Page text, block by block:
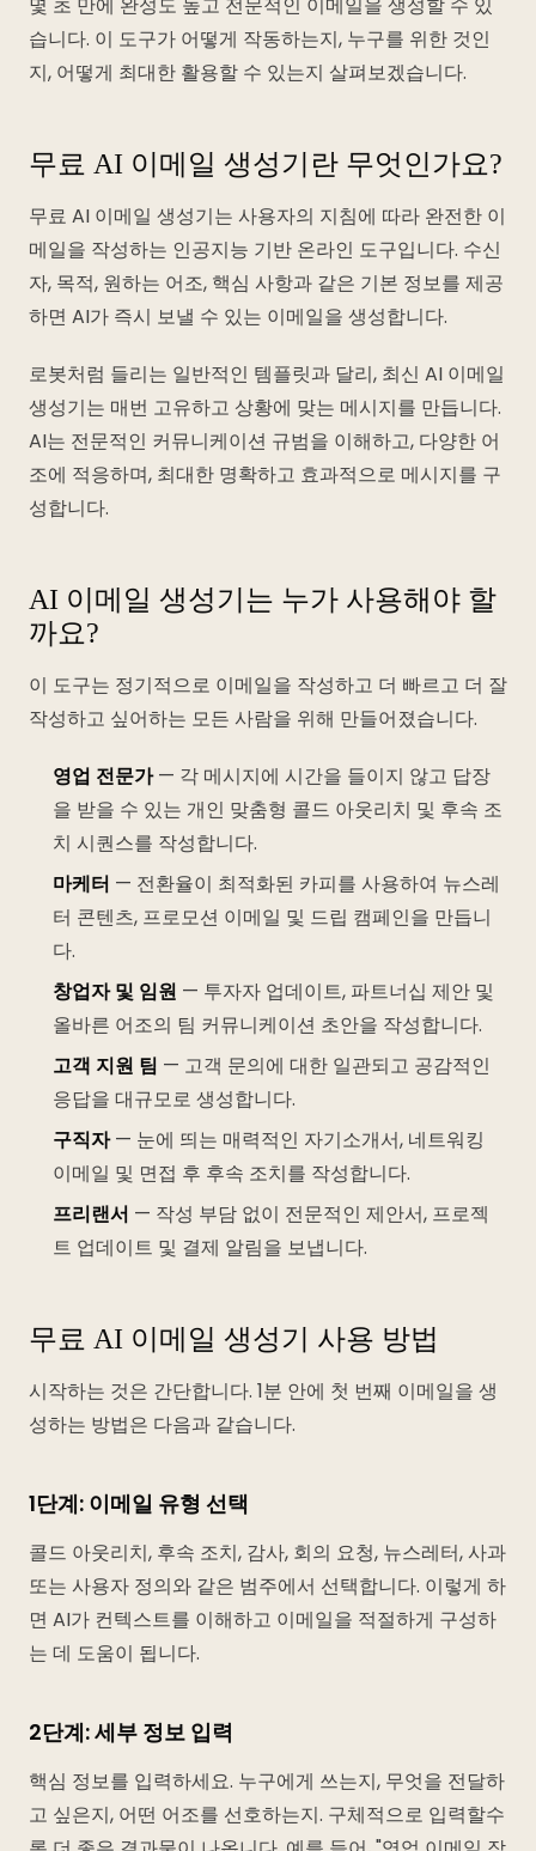
습니다. 이 도구가 어떻게 작동하는지, 누구를 위한 것인
지, 어떻게 최대한 활용할 수 있는지 살펴보겠습니다.
무료 AI 이메일 생성기란 무엇인가요?
무료 AI 이메일 생성기는 사용자의 지침에 따라 완전한 이
메일을 작성하는 인공지능 기반 온라인 도구입니다. 수신
자, 목적, 원하는 어조, 핵심 사항과 같은 기본 정보를 제공
하면 AI가 즉시 보낼 수 있는 이메일을 생성합니다.
로봇처럼 들리는 일반적인 템플릿과 달리, 최신 AI 이메일
생성기는 매번 고유하고 상황에 맞는 메시지를 만듭니다.
AI는 전문적인 커뮤니케이션 규범을 이해하고, 다양한 어
조에 적응하며, 최대한 명확하고 효과적으로 메시지를 구
성합니다.
AI 이메일 생성기는 누가 사용해야 할
까요?
이 도구는 정기적으로 이메일을 작성하고 더 빠르고 더 잘
작성하고 싶어하는 모든 사람을 위해 만들어졌습니다.
영업 전문가— 각 메시지에 시간을 들이지 않고 답장
을 받을 수 있는 개인 맞춤형 콜드 아웃리치 및 후속 조
치 시퀀스를 작성합니다.
마케터 — 전환율이 최적화된 카피를 사용하여 뉴스레
터 콘텐츠, 프로모션 이메일 및 드립 캠페인을 만듭니
다.
창업자 및 임원 — 투자자 업데이트, 파트너십 제안 및
올바른 어조의 팀 커뮤니케이션 초안을 작성합니다.
고객 지원 팀 — 고객 문의에 대한 일관되고 공감적인
응답을 대규모로 생성합니다.
구직자— 눈에 띄는 매력적인 자기소개서, 네트워킹
이메일 및 면접 후 후속 조치를 작성합니다.
프리랜서 — 작성 부담 없이 전문적인 제안서, 프로젝
트 업데이트 및 결제 알림을 보냅니다.
무료 AI 이메일 생성기 사용 방법
시작하는 것은 간단합니다. 1분 안에 첫 번째 이메일을 생
성하는 방법은 다음과 같습니다.
1단계: 이메일 유형 선택
콜드 아웃리치, 후속 조치, 감사, 회의 요청, 뉴스레터, 사과
또는 사용자 정의와 같은 범주에서 선택합니다. 이렇게 하
면 AI가 컨텍스트를 이해하고 이메일을 적절하게 구성하
는 데 도움이 됩니다.
2단계: 세부 정보 입력
핵심 정보를 입력하세요. 누구에게 쓰는지, 무엇을 전달하
고 싶은지, 어떤 어조를 선호하는지. 구체적으로 입력할수